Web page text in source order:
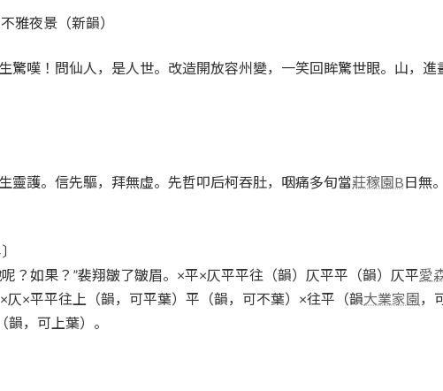
雅夜景（新韻）
驚嘆！問仙人，是人世。改造開放容州變，一笑回眸驚世眼。山，進
靈護。信先驅，拜無虛。先哲叩后柯吞肚，咽痛多旬當莊稼園B日無。
？如果？”裴翔皺了皺眉。×平×仄平平往（韻）仄平平（韻）仄平愛
仄×平平往上（韻，可平葉）平（韻，可不葉）×往平（韻大業家園 ，
韻，可上葉）。